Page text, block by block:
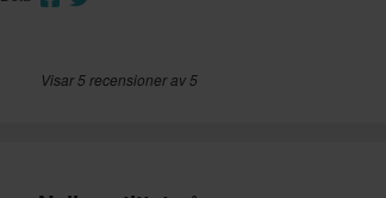
Visar 5 recensioner av 5